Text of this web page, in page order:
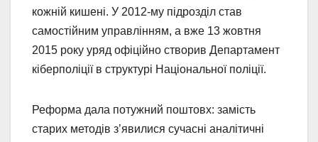
кожній кишені. У 2012-му підрозділ став
самостійним управлінням, а вже 13 жовтня
2015 року уряд офіційно створив Департамент
кіберполіції в структурі Національної поліції.
Реформа дала потужний поштовх: замість
старих методів з’явилися сучасні аналітичні